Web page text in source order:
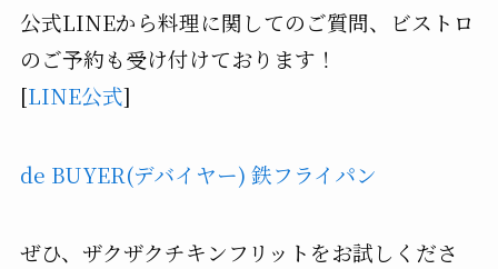
公式LINEから料理に関してのご質問、ビストロ
のご予約も受け付けております！
[LINE公式]
de BUYER(デバイヤー) 鉄フライパン
ぜひ、ザクザクチキンフリットをお試しくださ